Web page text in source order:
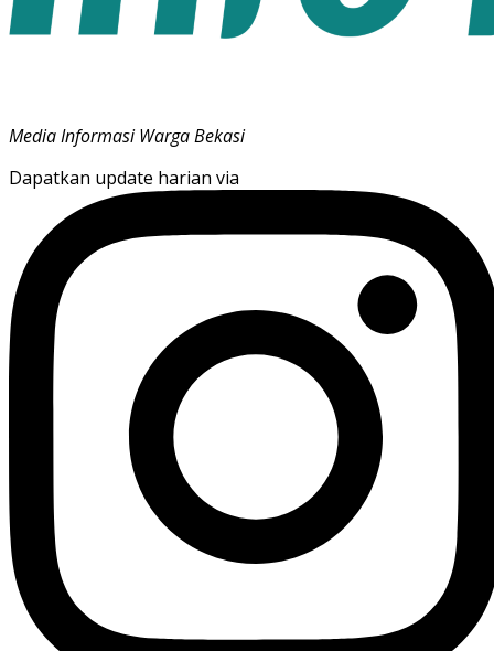
Media Informasi Warga Bekasi
Dapatkan update harian via